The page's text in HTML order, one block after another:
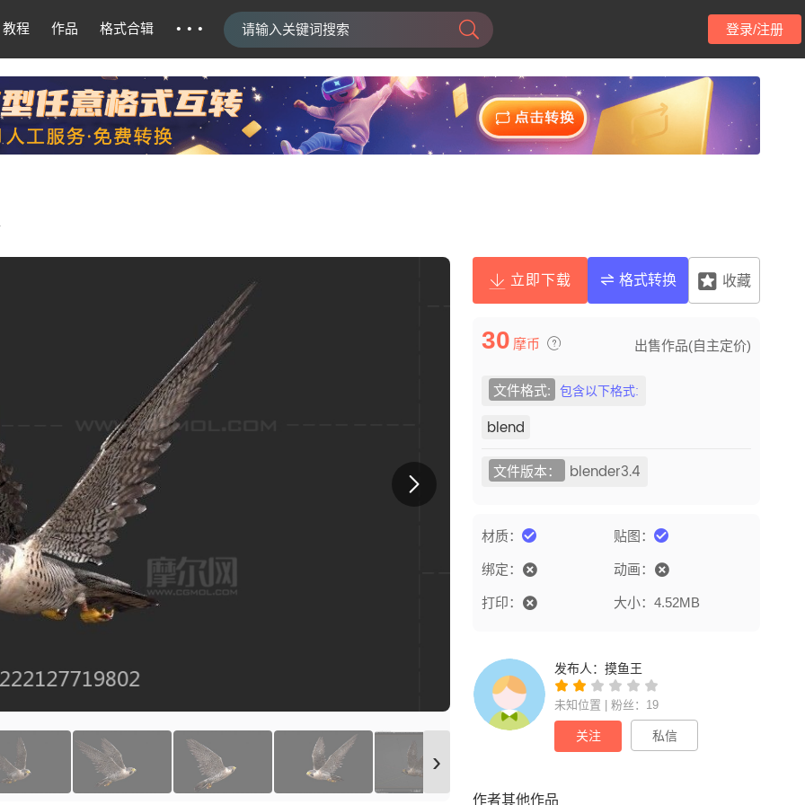
教程 作品 格式合辑 ··· 登录/注册
›
立即下载 格式转换 收藏
30 摩币 出售作品(自主定价)
文件格式: 包含以下格式:
blend
文件版本： blender3.4
材质： 贴图：
绑定： 动画：
打印： 大小：4.52MB
发布人：摸鱼王
未知位置 | 粉丝：19
关注 私信
作者其他作品